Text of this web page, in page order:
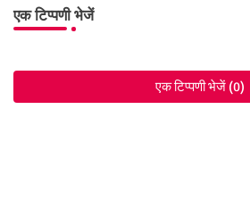
एक टिप्पणी भेजें
एक टिप्पणी भेजें (0)